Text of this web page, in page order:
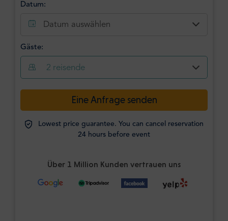
Datum:
Datum auswählen
Gäste:
2 reisende
Eine Anfrage senden
Lowest price guarantee. You can cancel reservation
24 hours before event
Über 1 Million Kunden vertrauen uns